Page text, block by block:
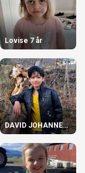
Lovise 7 år
DAVID JOHANNES HJORTHAUG FLØTRE